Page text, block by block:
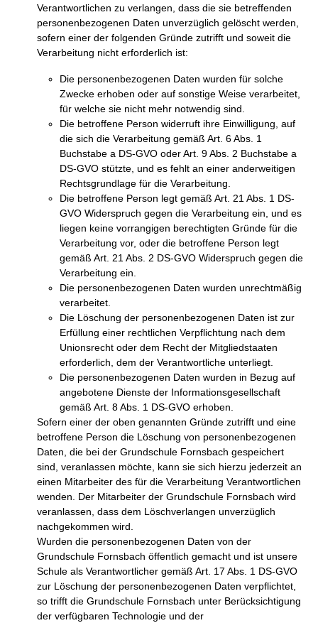
Verantwortlichen zu verlangen, dass die sie betreffenden
personenbezogenen Daten unverzüglich gelöscht werden,
sofern einer der folgenden Gründe zutrifft und soweit die
Verarbeitung nicht erforderlich ist:
Die personenbezogenen Daten wurden für solche
Zwecke erhoben oder auf sonstige Weise verarbeitet,
für welche sie nicht mehr notwendig sind.
Die betroffene Person widerruft ihre Einwilligung, auf
die sich die Verarbeitung gemäß Art. 6 Abs. 1
Buchstabe a DS-GVO oder Art. 9 Abs. 2 Buchstabe a
DS-GVO stützte, und es fehlt an einer anderweitigen
Rechtsgrundlage für die Verarbeitung.
Die betroffene Person legt gemäß Art. 21 Abs. 1 DS-
GVO Widerspruch gegen die Verarbeitung ein, und es
liegen keine vorrangigen berechtigten Gründe für die
Verarbeitung vor, oder die betroffene Person legt
gemäß Art. 21 Abs. 2 DS-GVO Widerspruch gegen die
Verarbeitung ein.
Die personenbezogenen Daten wurden unrechtmäßig
verarbeitet.
Die Löschung der personenbezogenen Daten ist zur
Erfüllung einer rechtlichen Verpflichtung nach dem
Unionsrecht oder dem Recht der Mitgliedstaaten
erforderlich, dem der Verantwortliche unterliegt.
Die personenbezogenen Daten wurden in Bezug auf
angebotene Dienste der Informationsgesellschaft
gemäß Art. 8 Abs. 1 DS-GVO erhoben.
Sofern einer der oben genannten Gründe zutrifft und eine
betroffene Person die Löschung von personenbezogenen
Daten, die bei der Grundschule Fornsbach gespeichert
sind, veranlassen möchte, kann sie sich hierzu jederzeit an
einen Mitarbeiter des für die Verarbeitung Verantwortlichen
wenden. Der Mitarbeiter der Grundschule Fornsbach wird
veranlassen, dass dem Löschverlangen unverzüglich
nachgekommen wird.
Wurden die personenbezogenen Daten von der
Grundschule Fornsbach öffentlich gemacht und ist unsere
Schule als Verantwortlicher gemäß Art. 17 Abs. 1 DS-GVO
zur Löschung der personenbezogenen Daten verpflichtet,
so trifft die Grundschule Fornsbach unter Berücksichtigung
der verfügbaren Technologie und der